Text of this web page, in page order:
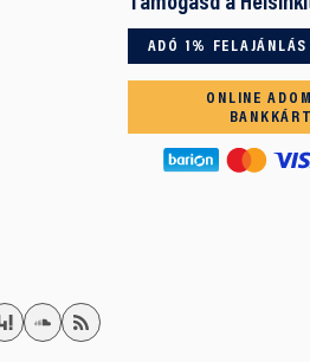
ADÓ 1% FELAJÁNLÁS
ONLINE